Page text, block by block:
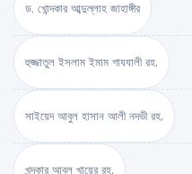
ড. খোন্দকার আব্দুল্লাহ জাহাঙ্গীর
হুজ্জাতুল ইসলাম ইমাম গাযযালী রহ.
সাইয়েদ আবুল হাসান আলী নদভী রহ.
খন্দকার আবুল খায়ের রহ.